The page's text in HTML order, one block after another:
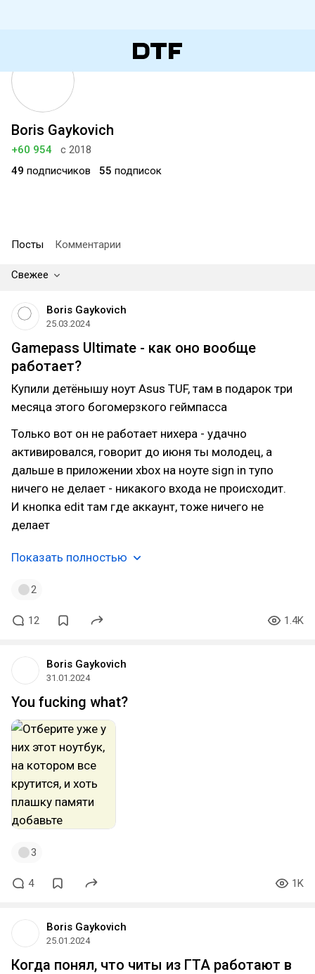
Boris Gaykovich
+60 954
с 2018
49 подписчиков 55 подписок
Посты Комментарии
Свежее
Boris Gaykovich
25.03.2024
Gamepass Ultimate - как оно вообще
работает?
Купили детёнышу ноут Asus TUF, там в подарок три
месяца этого богомерзкого геймпасса
Только вот он не работает нихера - удачно
активировался, говорит до июня ты молодец, а
дальше в приложении xbox на ноуте sign in тупо
ничего не делает - никакого входа не происходит.
И кнопка edit там где аккаунт, тоже ничего не
делает
Показать полностью
2
12 1.4K
Boris Gaykovich
31.01.2024
You fucking what?
3
4 1K
Boris Gaykovich
25.01.2024
Когда понял, что читы из ГТА работают в